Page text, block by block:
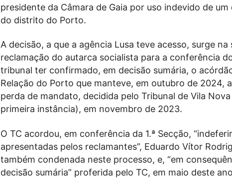
presidente da Câmara de Gaia por uso indevido de
do distrito do Porto.
A decisão, a que a agência Lusa teve acesso, surge na
reclamação do autarca socialista para a conferência
tribunal ter confirmado, em decisão sumária, o
Relação do Porto que manteve, em outubro de 2024,
perda de mandato, decidida pelo Tribunal de Vila
primeira instância), em novembro de 2023.
O TC acordou, em conferência da 1.ª Secção,
apresentadas pelos reclamantes”, Eduardo Vítor
também condenada neste processo, e, “em
decisão sumária” proferida pelo TC, em maio deste